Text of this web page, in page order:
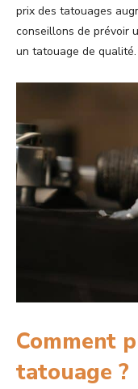
prix des tatouages
conseillons de prévoir
un tatouage de qualité.
Comment
tatouage ?